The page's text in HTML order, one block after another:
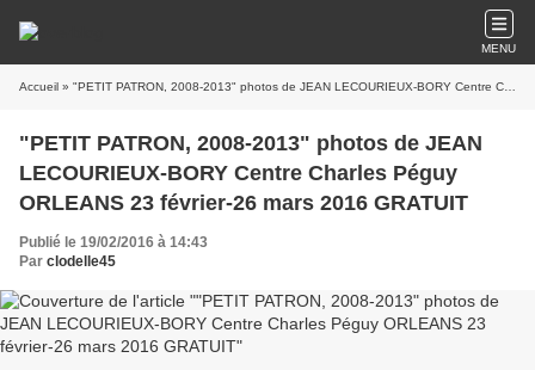
MENU
Accueil » "PETIT PATRON, 2008-2013" photos de JEAN LECOURIEUX-BORY Centre Charles Péguy ORLEANS 23 février-26 mars 2016 GRATUIT
"PETIT PATRON, 2008-2013" photos de JEAN
LECOURIEUX-BORY Centre Charles Péguy
ORLEANS 23 février-26 mars 2016 GRATUIT
Publié le 19/02/2016 à 14:43
Par clodelle45